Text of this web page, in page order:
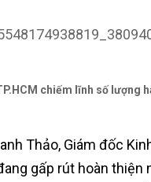
chiếm lĩnh số lượng
Thảo, Giám đốc
gấp rút hoàn